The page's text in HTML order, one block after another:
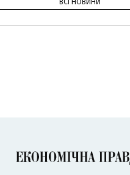
ВСІ НОВИНИ